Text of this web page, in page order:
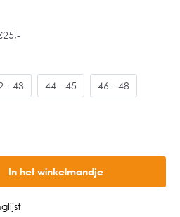
- 43 44 - 45 46 - 48
In het winkelmandje